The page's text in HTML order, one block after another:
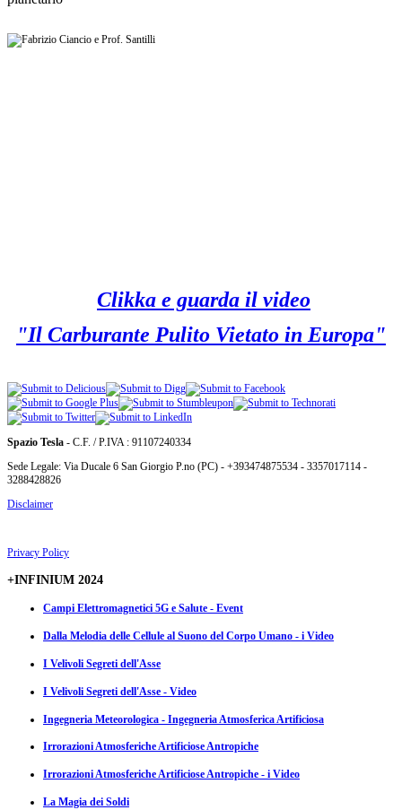
Clikka e guarda il video
"Il Carburante Pulito Vietato in Europa"
Spazio Tesla - C.F. / P.IVA : 91107240334
Sede Legale: Via Ducale 6 San Giorgio P.no (PC) - +393474875534 - 3357017114 -
3288428826
Disclaimer
Privacy Policy
+INFINIUM 2024
Campi Elettromagnetici 5G e Salute - Event
Dalla Melodia delle Cellule al Suono del Corpo Umano - i Video
I Velivoli Segreti dell'Asse
I Velivoli Segreti dell'Asse - Video
Ingegneria Meteorologica - Ingegneria Atmosferica Artificiosa
Irrorazioni Atmosferiche Artificiose Antropiche
Irrorazioni Atmosferiche Artificiose Antropiche - i Video
La Magia dei Soldi